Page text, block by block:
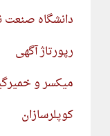
دانشگاه صنعت
رپورتاژ آگهی
میکسر و
کوپلرسازان